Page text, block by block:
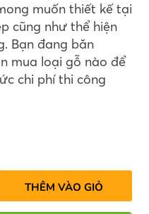
muốn thiết kế tại
cũng như thể hiện
Bạn đang băn
mua loại gỗ nào để
chi phí thi công
THÊM VÀO GIỎ